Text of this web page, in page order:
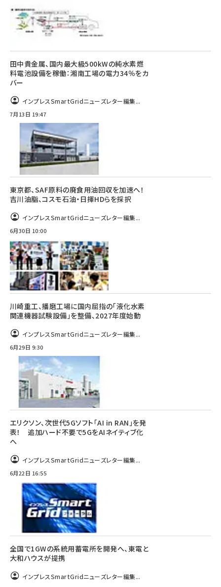
田中貴金属、国内最大級500kWの純水素燃
料電池設備を稼働：湘南工場の電力34％をカ
バー
インプレスSmartGridニューズレター編集...
7月13日 19:47
東京都、SAF原料の廃食用油回収を加速へ！
吉川油脂、コスモ石油・日揮HDらを採択
インプレスSmartGridニューズレター編集...
6月30日 10:00
川崎重工、播磨工場に国内屈指の「液化水素
関連機器試験設備」を整備、2027年度始動
インプレスSmartGridニューズレター編集...
6月29日 9:30
エリクソン、次世代5Gソフト「AI in RAN」を発
表！ 追加ハード不要で5GをAIネイティブ化
へ
インプレスSmartGridニューズレター編集...
6月22日 16:55
全国で1GWの系統用蓄電所を開発へ、東電と
大和ハウスが提携
インプレスSmartGridニューズレター編集...